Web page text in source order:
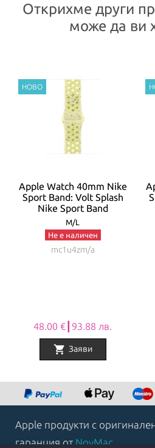
Открихме други
може да ви
Apple Watch 40mm Nike
Sport Band: Volt Splash
Nike Sport Band
M/L
Не е наличен
mc1u4zm/a
48.00 €┃93.88 лв.
shopping_cart Заяви
8
Apple продукти с
гаранция от NovMac